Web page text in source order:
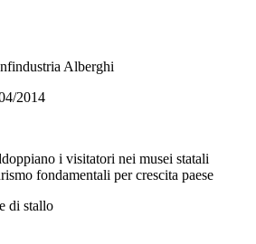
Alberghi
2014
i visitatori nei musei statali
fondamentali per crescita paese
di stallo